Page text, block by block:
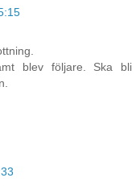
blev följare. Ska bli